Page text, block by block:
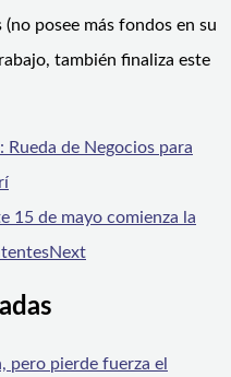
posee más fondos en su
también finaliza este
de Negocios para
15 de mayo comienza la
Next